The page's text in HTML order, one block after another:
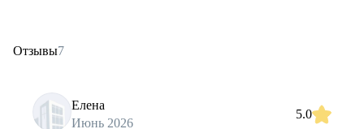
Отзывы7
Елена
Июнь 2026
5.0